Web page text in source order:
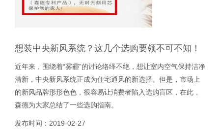
想装中央新风系统？这几个选购要领不可不知！
近年来，围绕着“雾霾”的讨论络绎不绝，想让室内空气保持洁净
清新，中央新风系统正成为住宅通风的新选择。但是，市场上
的新风品牌形形色色，很容易让消费者陷入选购盲区，在此，
森德为大家总结了一些选购指南。
发布时间：2019-02-27